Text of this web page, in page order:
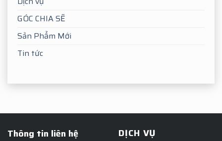
GÓC CHIA SẼ
Sản Phẩm Mới
Tin tức
Thông tin liên hệ DỊCH VỤ